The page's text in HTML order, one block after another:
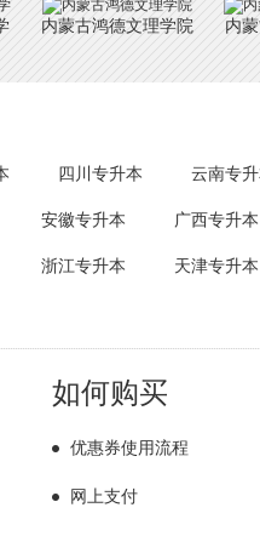
内蒙古鸿德文理学院 内
四川专升本 云南专
安徽专升本 广西专升本
浙江专升本 天津专升本
如何购买
优惠券使用流程
网上支付